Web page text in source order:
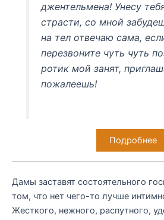
джентельмена! Унесу
страсти, со мной
на тел отвечаю сама,
перезвоните чуть чуть
ротик мой занят,
пожалеешь!
Подробнее
Дамы заставят состоятельного
том, что нет чего-то лучше
Жесткого, нежного, распутного,